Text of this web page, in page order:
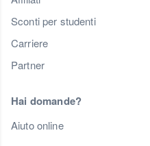
Sconti per studenti
Carriere
Partner
Hai domande?
Aiuto online